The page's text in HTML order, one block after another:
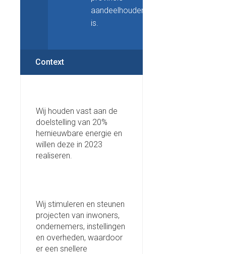
aandeelhouder
is.
Context
Wij houden vast aan de
doelstelling van 20%
hernieuwbare energie en
willen deze in 2023
realiseren.
Wij stimuleren en steunen
projecten van inwoners,
ondernemers, instellingen
en overheden, waardoor
er een snellere